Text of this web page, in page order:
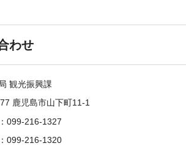
わせ
観光振興課
鹿児島市山下町11-1
099-216-1327
099-216-1320